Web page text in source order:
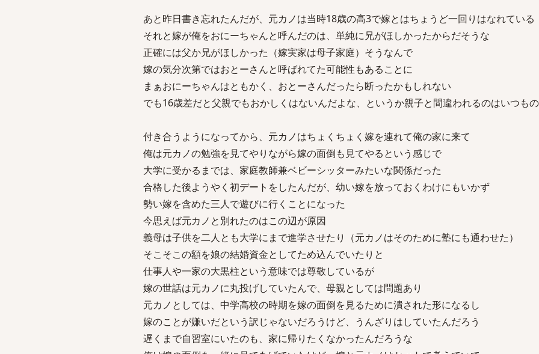
あと昨日書き忘れたんだが、元カノは当時18歳の高3で嫁とはちょうど一回りはなれている
それと嫁が俺をおにーちゃんと呼んだのは、単純に兄がほしかったからだそうな
正確には父か兄がほしかった（嫁実家は母子家庭）そうなんで
嫁の気分次第ではおとーさんと呼ばれてた可能性もあることに
まぁおにーちゃんはともかく、おとーさんだったら断ったかもしれない
でも16歳差だと父親でもおかしくはないんだよな、というか親子と間違われるのはいつも
付き合うようになってから、元カノはちょくちょく嫁を連れて俺の家に来て
俺は元カノの勉強を見てやりながら嫁の面倒も見てやるという感じで
大学に受かるまでは、家庭教師兼ベビーシッターみたいな関係だった
合格した後ようやく初デートをしたんだが、幼い嫁を放っておくわけにもいかず
勢い嫁を含めた三人で遊びに行くことになった
今思えば元カノと別れたのはこの辺が原因
義母は子供を二人とも大学にまで進学させたり（元カノはそのために塾にも通わせた）
そこそこの額を娘の結婚資金としてため込んでいたりと
仕事人や一家の大黒柱という意味では尊敬しているが
嫁の世話は元カノに丸投げしていたんで、母親としては問題あり
元カノとしては、中学高校の時期を嫁の面倒を見るために潰された形になるし
嫁のことが嫌いだという訳じゃないだろうけど、うんざりはしていたんだろう
遅くまで自習室にいたのも、家に帰りたくなかったんだろうな